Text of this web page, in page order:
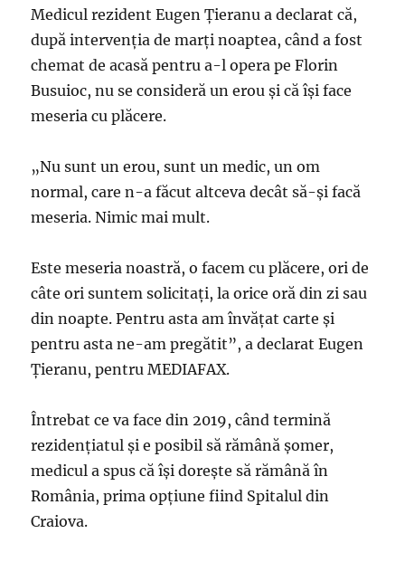
Medicul rezident Eugen Țieranu a declarat că,
după intervenția de marți noaptea, când a fost
chemat de acasă pentru a-l opera pe Florin
Busuioc, nu se consideră un erou și că își face
meseria cu plăcere.
„Nu sunt un erou, sunt un medic, un om
normal, care n-a făcut altceva decât să-și facă
meseria. Nimic mai mult.
Este meseria noastră, o facem cu plăcere, ori de
câte ori suntem solicitați, la orice oră din zi sau
din noapte. Pentru asta am învățat carte și
pentru asta ne-am pregătit”, a declarat Eugen
Țieranu, pentru MEDIAFAX.
Întrebat ce va face din 2019, când termină
rezidențiatul și e posibil să rămână șomer,
medicul a spus că își dorește să rămână în
România, prima opțiune fiind Spitalul din
Craiova.